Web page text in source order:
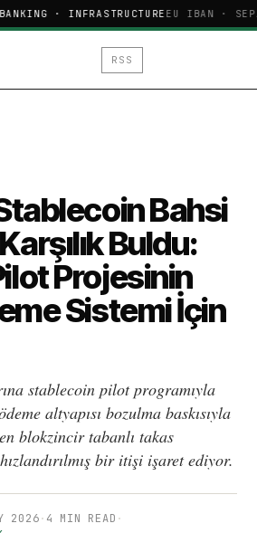
· INFRASTRUCTURE EU IBAN ·
RSS
Bahsi
Buldu:
Projesinin
Sistemi İçin
stablecoin pilot programıyla
altyapısı bozulma baskısıyla
blokzincir tabanlı takas
bir itişi işaret ediyor.
2026· 4 MIN READ ·